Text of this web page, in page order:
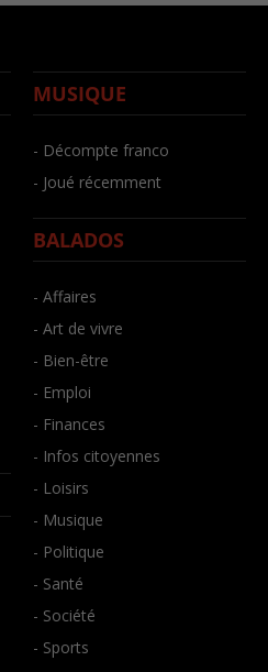
MUSIQUE
- Décompte franco
- Joué récemment
BALADOS
- Affaires
- Art de vivre
- Bien-être
- Emploi
- Finances
- Infos citoyennes
- Loisirs
- Musique
- Politique
- Santé
- Société
- Sports